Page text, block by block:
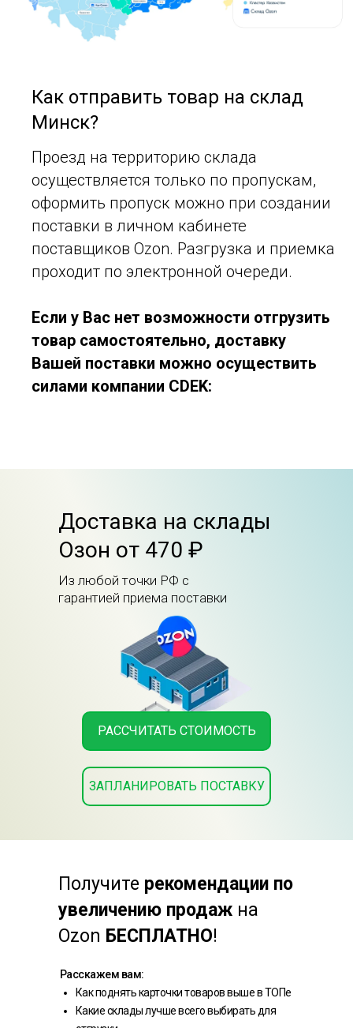
Как отправить товар на склад
Минск?
Проезд на территорию склада
осуществляется только по пропускам,
оформить пропуск можно при создании
поставки в личном кабинете
поставщиков Ozon. Разгрузка и приемка
проходит по электронной очереди.
Если у Вас нет возможности отгрузить
товар самостоятельно, доставку
Вашей поставки можно осуществить
силами компании CDEK:
Доставка на склады
Озон от 470 ₽
РАССЧИТАТЬ СТОИМОСТЬ
Из любой точки РФ с
гарантией приема поставки
ЗАПЛАНИРОВАТЬ ПОСТАВКУ
Расскажем вам:
Как поднять карточки товаров выше в ТОПе
Какие склады лучше всего выбирать для
Получите рекомендации по
увеличению продаж на
Ozon БЕСПЛАТНО!